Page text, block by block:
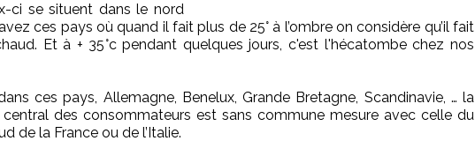
ci se situent dans le nord
ces pays où quand il fait plus de 25° à l’ombre on considère qu’il fait
Et à + 35°c pendant quelques jours, c'est l'hécatombe chez nos
ces pays, Allemagne, Benelux, Grande Bretagne, Scandinavie, … la
des consommateurs est sans commune mesure avec celle du
de la France ou de l’Italie.